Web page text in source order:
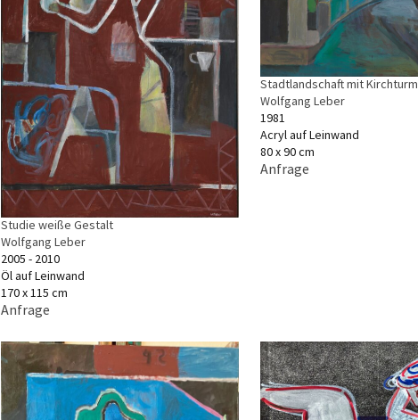
Studie weiße Gestalt
Wolfgang Leber
2005 - 2010
Öl auf Leinwand
170 x 115 cm
Anfrage
Stadtlandschaft mit Kirchturm
Wolfgang Leber
1981
Acryl auf Leinwand
80 x 90 cm
Anfrage